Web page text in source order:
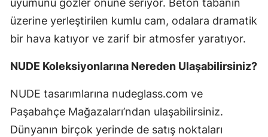
uyumunu gözler önüne seriyor. Beton tabanın
üzerine yerleştirilen kumlu cam, odalara dramatik
bir hava katıyor ve zarif bir atmosfer yaratıyor.
NUDE Koleksiyonlarına Nereden Ulaşabilirsiniz?
NUDE tasarımlarına nudeglass.com ve
Paşabahçe Mağazaları’ndan ulaşabilirsiniz.
Dünyanın birçok yerinde de satış noktaları